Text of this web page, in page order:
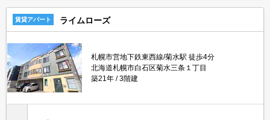
賃貸アパート ライムローズ
札幌市営地下鉄東西線/菊水駅 徒歩4分
北海道札幌市白石区菊水三条１丁目
築21年
3階建